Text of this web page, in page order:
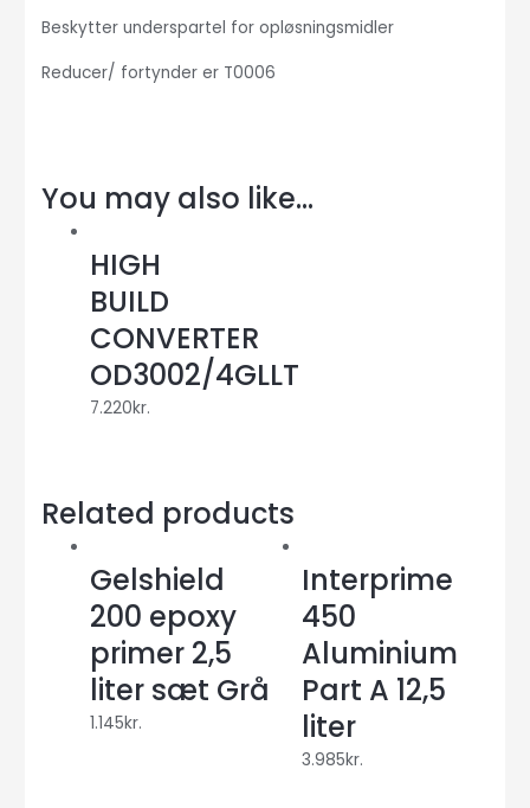
Beskytter underspartel for opløsningsmidler
Reducer/ fortynder er T0006
You may also like…
HIGH
BUILD
CONVERTER
OD3002/4GLLT
7.220kr.
Related products
Gelshield
200 epoxy
primer 2,5
liter sæt Grå
1.145kr.
Interprime
450
Aluminium
Part A 12,5
liter
3.985kr.